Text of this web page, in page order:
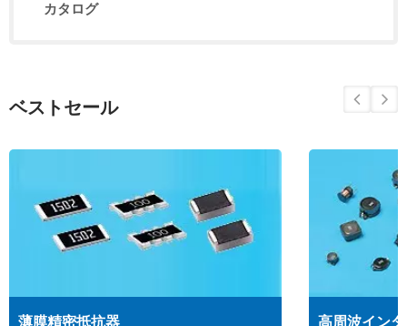
カタログ
ベストセール
薄膜精密抵抗器 高周波イン